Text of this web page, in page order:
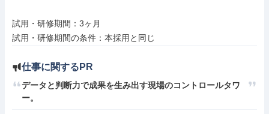
試用・研修期間：3ヶ月
仕事に関するPR
データと判断力で成果を生み出す現場のコントロールタワ
ー。